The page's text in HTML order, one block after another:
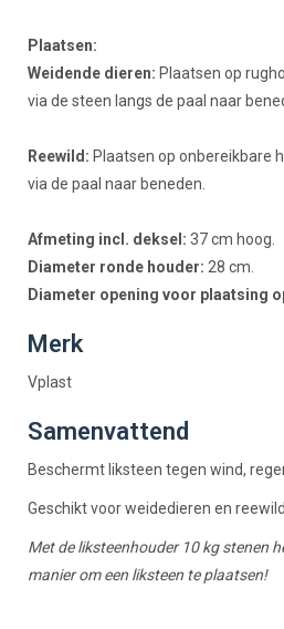
Plaatsen:
Weidende dieren: Plaatsen op
via de steen langs de paal naar
Reewild: Plaatsen op onbereikbare
via de paal naar beneden.
Afmeting incl. deksel: 37 cm hoog.
Diameter ronde houder: 28 cm.
Diameter opening voor plaatsing
Merk
Vplast
Samenvattend
Beschermt liksteen tegen wind,
Geschikt voor weidedieren en reewild.
Met de liksteenhouder 10 kg stenen
manier om een liksteen te plaatsen!